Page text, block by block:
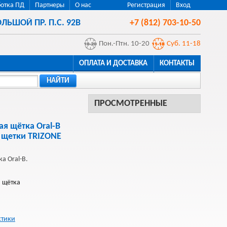
Регистрация Вход
ПД Партнеры О нас
ПР. П.С. 92В +7 (812) 703-10-50
Пон.-Птн. 10-20 Суб. 11-18
ОПЛАТА И ДОСТАВКА КОНТАКТЫ
НАЙТИ
ПРОСМОТРЕННЫЕ
щётка Oral-B
TRIZONE
Oral-B.
щётка